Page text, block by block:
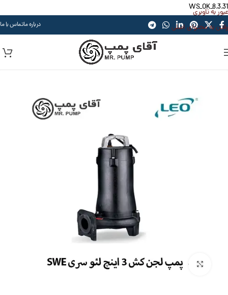
WS_OK_8.3.31
عبور به ناوبری
رفتن به محتوای اصلی
درباره ماتماس با ما
بزرگنمایی تصویر